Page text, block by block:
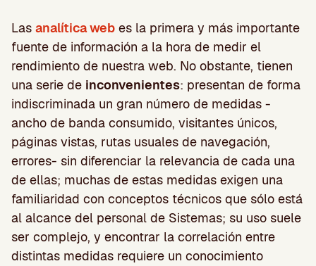
Las analítica web es la primera y más importante
fuente de información a la hora de medir el
rendimiento de nuestra web. No obstante, tienen
una serie de inconvenientes: presentan de forma
indiscriminada un gran número de medidas -
ancho de banda consumido, visitantes únicos,
páginas vistas, rutas usuales de navegación,
errores- sin diferenciar la relevancia de cada una
de ellas; muchas de estas medidas exigen una
familiaridad con conceptos técnicos que sólo está
al alcance del personal de Sistemas; su uso suele
ser complejo, y encontrar la correlación entre
distintas medidas requiere un conocimiento